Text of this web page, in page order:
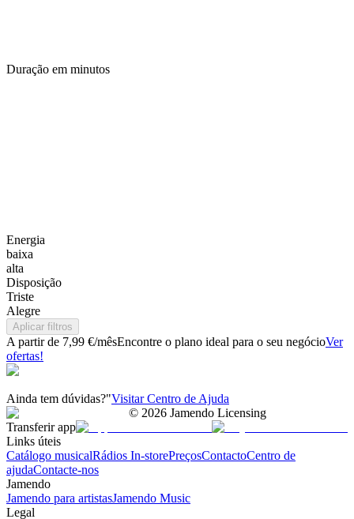
Duração em minutos
Energia
baixa
alta
Disposição
Triste
Alegre
Aplicar filtros
A partir de 7,99 €/mêsEncontre o plano ideal para o seu negócioVer
ofertas!
Ainda tem dúvidas?"Visitar Centro de Ajuda
© 2026 Jamendo Licensing
Transferir app
Links úteis
Catálogo musicalRádios In-storePreçosContactoCentro de
ajudaContacte-nos
Jamendo
Jamendo para artistasJamendo Music
Legal